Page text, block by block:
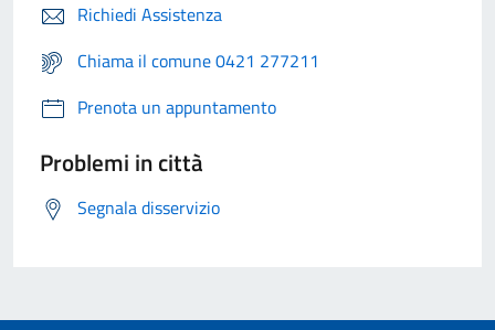
Richiedi Assistenza
Chiama il comune 0421 277211
Prenota un appuntamento
Problemi in città
Segnala disservizio